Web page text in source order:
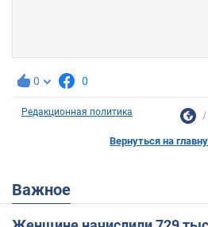
0 0
Редакционная политика
Вернуться на
Важное